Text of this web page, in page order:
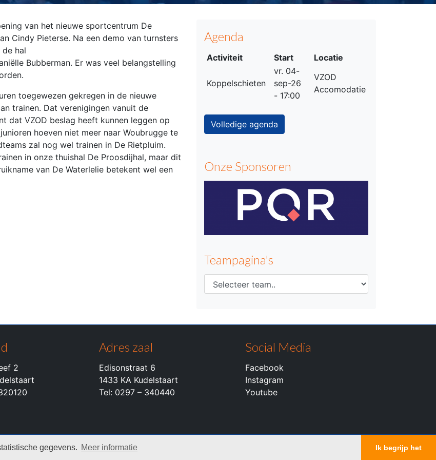
gegevens. Meer informatie Ik begrijp het
van het nieuwe sportcentrum De
Cindy Pieterse. Na een demo van turnsters
hal
Bubberman. Er was veel belangstelling
toegewezen gekregen in de nieuwe
trainen. Dat verenigingen vanuit de
dat VZOD beslag heeft kunnen leggen op
hoeven niet meer naar Woubrugge te
zal nog wel trainen in De Rietpluim.
in onze thuishal De Proosdijhal, maar dit
van De Waterlelie betekent wel een
Agenda
Activiteit Start Locatie
Koppelschieten
vr. 04-
sep-26
- 17:00
VZOD
Accomodatie
Volledige agenda
Onze Sponsoren
Teampagina's
2
Adres zaal
Edisonstraat 6
1433 KA Kudelstaart
Tel: 0297 – 340440
Social Media
Facebook
Instagram
Youtube